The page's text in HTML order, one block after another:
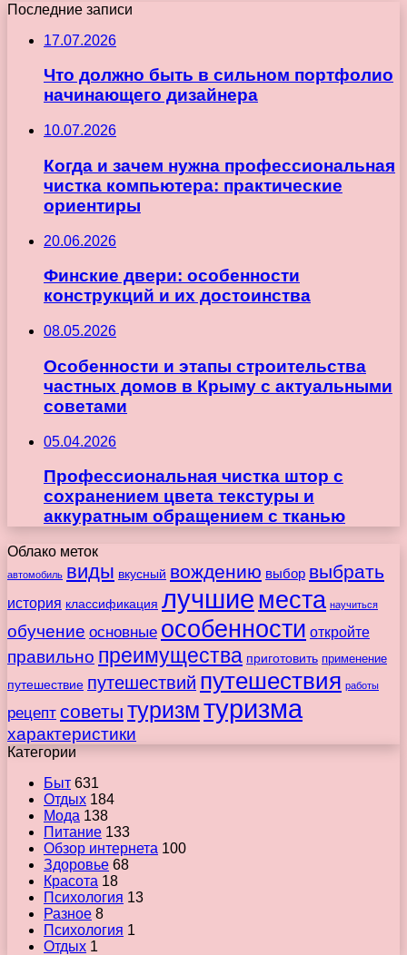
Последние записи
17.07.2026
Что должно быть в сильном портфолио
начинающего дизайнера
10.07.2026
Когда и зачем нужна профессиональная
чистка компьютера: практические
ориентиры
20.06.2026
Финские двери: особенности
конструкций и их достоинства
08.05.2026
Особенности и этапы строительства
частных домов в Крыму с актуальными
советами
05.04.2026
Профессиональная чистка штор с
сохранением цвета текстуры и
аккуратным обращением с тканью
Облако меток
автомобиль виды вкусный вождению выбор выбрать
история классификация лучшиеместа научиться
обучение основные особенности откройте
правильно преимущества приготовить применение
путешествие путешествий путешествия работы
рецепт советы туризмтуризма
характеристики
Категории
Быт 631
Отдых 184
Мода 138
Питание 133
Обзор интернета 100
Здоровье 68
Красота 18
Психология 13
Разное 8
Психология 1
Отдых 1